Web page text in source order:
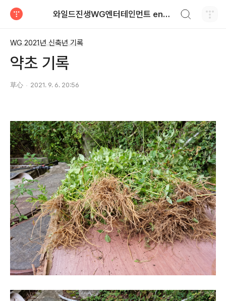
와일드진생WG엔터테인먼트 entertainment
WG 2021년 신축년 기록
약초 기록
草心 2021. 9. 6. 20:56